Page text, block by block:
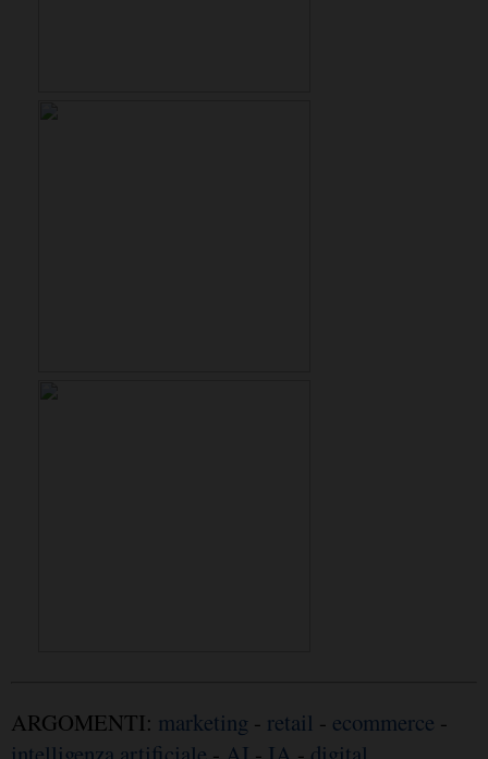
ARGOMENTI: marketing - retail - ecommerce -